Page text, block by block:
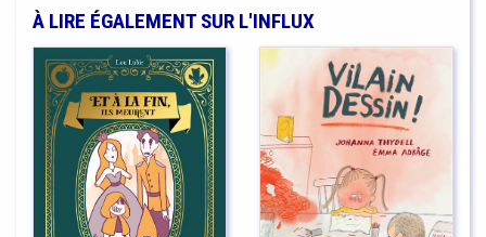
À LIRE ÉGALEMENT SUR L'INFLUX